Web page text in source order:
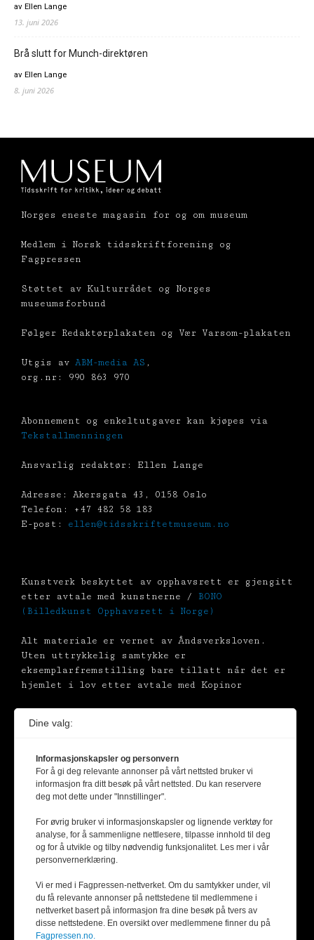
av Ellen Lange
13. juni 2026
Brå slutt for Munch-direktøren
av Ellen Lange
8. juni 2026
Norges eneste magasin for og om museum
Medlem i Norsk tidsskriftforening og
Fagpressen
Støttet av Kulturrådet og Norges
museumsforbund
Følger Redaktørplakaten og Vær Varsom-plakaten
Utgis av ABM-media AS ,
org.nr: 990 863 970
Abonnement og enkeltutgaver kan kjøpes via
Tekstallmenningen
Ansvarlig redaktør: Ellen Lange
Adresse: Akersgata 43, 0158 Oslo
Telefon: +47 482 58 183
E-post: ellen@tidsskriftetmuseum.no
Kunstverk beskyttet av opphavsrett er gjengitt
etter avtale med kunstnerne / BONO
(Billedkunst Opphavsrett i Norge)
Alt materiale er vernet av Åndsverksloven.
Uten uttrykkelig samtykke er
eksemplarfremstilling bare tillatt når det er
hjemlet i lov etter avtale med Kopinor
Dine valg:
Informasjonskapsler og personvern
For å gi deg relevante annonser på vårt nettsted bruker vi
informasjon fra ditt besøk på vårt nettsted. Du kan reservere
deg mot dette under "Innstillinger".
For øvrig bruker vi informasjonskapsler og lignende verktøy for
analyse, for å sammenligne nettlesere, tilpasse innhold til deg
og for å utvikle og tilby nødvendig funksjonalitet. Les mer i vår
personvernerklæring.
Vi er med i Fagpressen-nettverket. Om du samtykker under, vil
du få relevante annonser på nettstedene til medlemmene i
nettverket basert på informasjon fra dine besøk på tvers av
disse nettstedene. En oversikt over medlemmene finner du på
Fagpressen.no.